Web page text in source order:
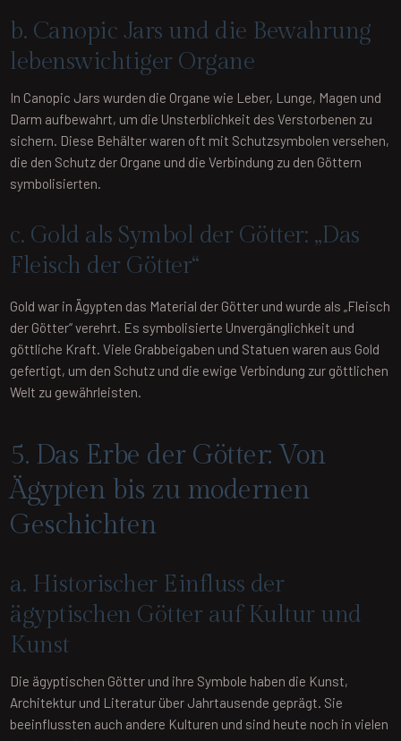
b. Canopic Jars und die Bewahrung
lebenswichtiger Organe
In Canopic Jars wurden die Organe wie Leber, Lunge, Magen und
Darm aufbewahrt, um die Unsterblichkeit des Verstorbenen zu
sichern. Diese Behälter waren oft mit Schutzsymbolen versehen,
die den Schutz der Organe und die Verbindung zu den Göttern
symbolisierten.
c. Gold als Symbol der Götter: „Das
Fleisch der Götter“
Gold war in Ägypten das Material der Götter und wurde als „Fleisch
der Götter“ verehrt. Es symbolisierte Unvergänglichkeit und
göttliche Kraft. Viele Grabbeigaben und Statuen waren aus Gold
gefertigt, um den Schutz und die ewige Verbindung zur göttlichen
Welt zu gewährleisten.
5. Das Erbe der Götter: Von
Ägypten bis zu modernen
Geschichten
a. Historischer Einfluss der
ägyptischen Götter auf Kultur und
Kunst
Die ägyptischen Götter und ihre Symbole haben die Kunst,
Architektur und Literatur über Jahrtausende geprägt. Sie
beeinflussten auch andere Kulturen und sind heute noch in vielen